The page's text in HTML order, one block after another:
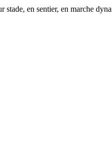
en sentier, en marche